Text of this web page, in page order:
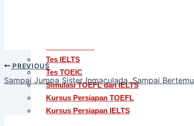
Tes IELTS
Tes TOEIC
Simulasi TOEFL dan IELTS
Kursus Persiapan TOEFL
Kursus Persiapan IELTS
PREVIOUS
Sampai Jumpa Sister Inmaculada, Sampai